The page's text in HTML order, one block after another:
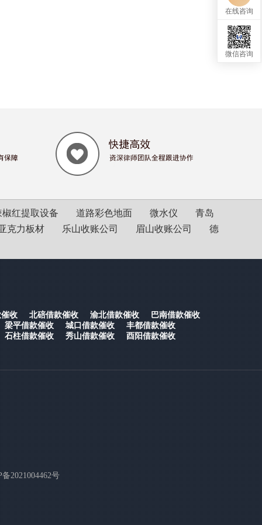
椒红提取设备 道路彩色地面 微水仪
青岛
克力板材
乐山收账公司 眉山收账公司 德
收 北碚借款催收 渝北借款催收
巴南借款催收
梁平借款催收
城口借款催收
丰都借款催收
石柱借款催收
秀山借款催收 酉阳借款催收
2021004462号
在线咨询
微信咨询